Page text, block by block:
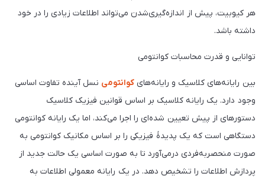
هر کیوبیت، پیش از اندازه‌گیری‌شدن می‌تواند اطلاعات زیادی را در خود
داشته باشد.
توانایی و قدرت محاسبات کوانتومی
بین رایانه‌های کلاسیک و رایانه‌های کوانتومی نسل آینده تفاوت اساسی
وجود دارد. یک رایانه کلاسیک بر اساس قوانین فیزیک کلاسیک
دستورهای از پیش تعیین شده‌ای را اجرا می‌کند، اما یک رایانه کوانتومی
دستگاهی است که یک پدیدهٔ فیزیکی را بر اساس مکانیک کوانتومی به
صورت منحصربه‌فردی درمی‌آورد تا به صورت اساسی یک حالت جدید از
پردازش اطلاعات را تشخیص دهد. در یک رایانه معمولی اطلاعات به